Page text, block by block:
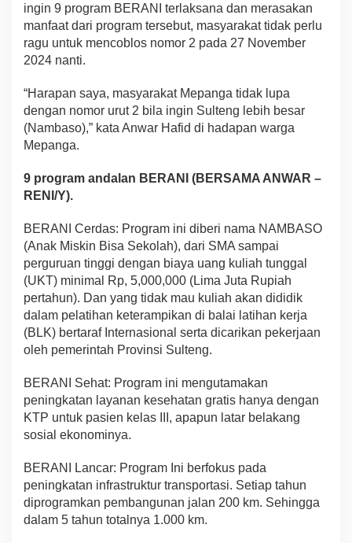
ingin 9 program BERANI terlaksana dan merasakan
manfaat dari program tersebut, masyarakat tidak perlu
ragu untuk mencoblos nomor 2 pada 27 November
2024 nanti.
“Harapan saya, masyarakat Mepanga tidak lupa
dengan nomor urut 2 bila ingin Sulteng lebih besar
(Nambaso),” kata Anwar Hafid di hadapan warga
Mepanga.
9 program andalan BERANI (BERSAMA ANWAR –
RENI/Y).
BERANI Cerdas: Program ini diberi nama NAMBASO
(Anak Miskin Bisa Sekolah), dari SMA sampai
perguruan tinggi dengan biaya uang kuliah tunggal
(UKT) minimal Rp, 5,000,000 (Lima Juta Rupiah
pertahun). Dan yang tidak mau kuliah akan dididik
dalam pelatihan keterampikan di balai latihan kerja
(BLK) bertaraf Internasional serta dicarikan pekerjaan
oleh pemerintah Provinsi Sulteng.
BERANI Sehat: Program ini mengutamakan
peningkatan layanan kesehatan gratis hanya dengan
KTP untuk pasien kelas III, apapun latar belakang
sosial ekonominya.
BERANI Lancar: Program Ini berfokus pada
peningkatan infrastruktur transportasi. Setiap tahun
diprogramkan pembangunan jalan 200 km. Sehingga
dalam 5 tahun totalnya 1.000 km.